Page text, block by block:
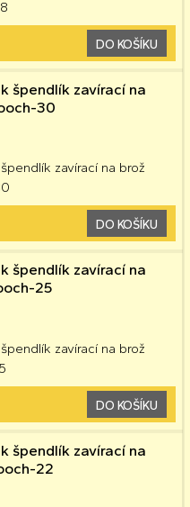
DO KOŠÍKU
špendlík zavírací na
30
zavírací na brož
DO KOŠÍKU
špendlík zavírací na
25
zavírací na brož
DO KOŠÍKU
špendlík zavírací na
22